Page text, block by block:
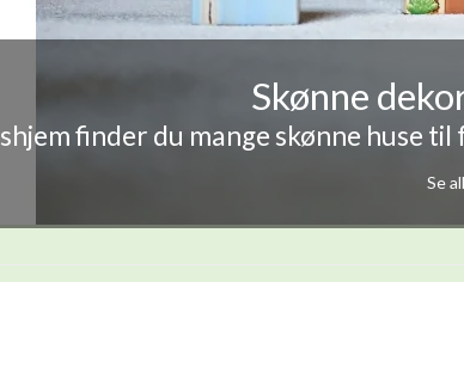
Skønne
finder du mange skønne huse
Se